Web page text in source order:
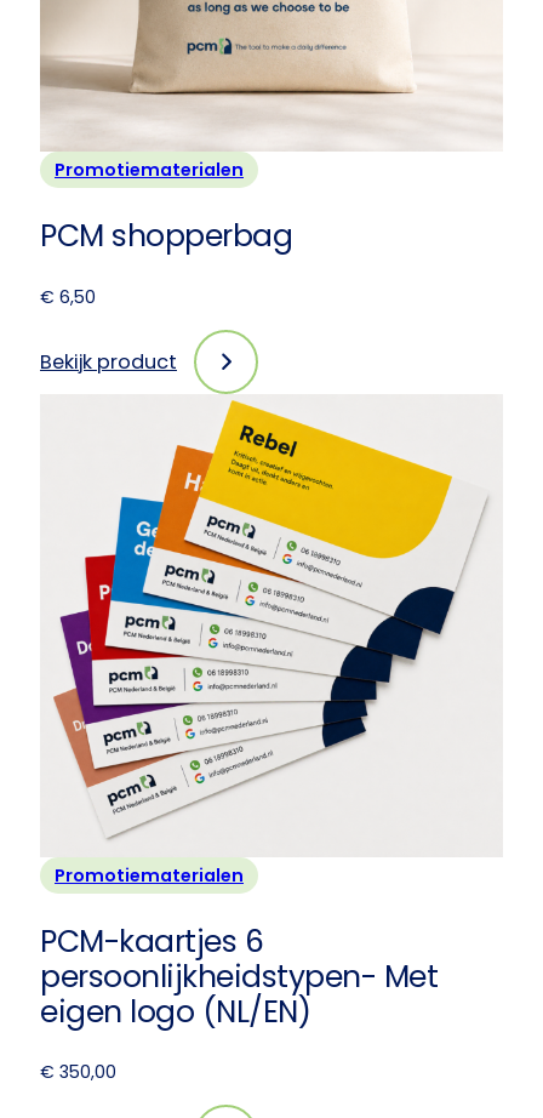
Promotiematerialen
PCM shopperbag
€ 6,50
Bekijk product
:
shopperbag
Promotiematerialen
PCM-kaartjes 6
persoonlijkheidstypen- Met
eigen logo (NL/EN)
€ 350,00